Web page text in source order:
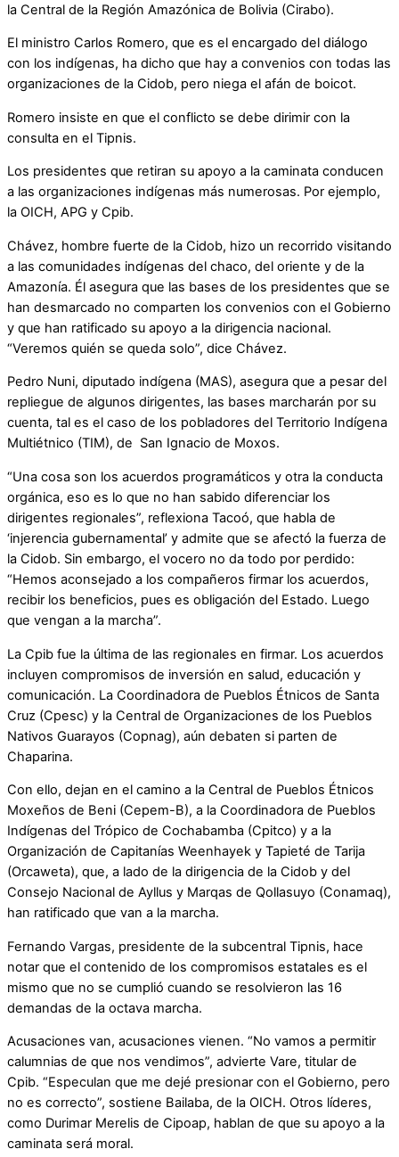
la Central de la Región Amazónica de Bolivia (Cirabo).
El ministro Carlos Romero, que es el encargado del diálogo
con los indígenas, ha dicho que hay a convenios con todas las
organizaciones de la Cidob, pero niega el afán de boicot.
Romero insiste en que el conflicto se debe dirimir con la
consulta en el Tipnis.
Los presidentes que retiran su apoyo a la caminata conducen
a las organizaciones indígenas más numerosas. Por ejemplo,
la OICH, APG y Cpib.
Chávez, hombre fuerte de la Cidob, hizo un recorrido visitando
a las comunidades indígenas del chaco, del oriente y de la
Amazonía. Él asegura que las bases de los presidentes que se
han desmarcado no comparten los convenios con el Gobierno
y que han ratificado su apoyo a la dirigencia nacional.
“Veremos quién se queda solo”, dice Chávez.
Pedro Nuni, diputado indígena (MAS), asegura que a pesar del
repliegue de algunos dirigentes, las bases marcharán por su
cuenta, tal es el caso de los pobladores del Territorio Indígena
Multiétnico (TIM), de San Ignacio de Moxos.
“Una cosa son los acuerdos programáticos y otra la conducta
orgánica, eso es lo que no han sabido diferenciar los
dirigentes regionales”, reflexiona Tacoó, que habla de
‘injerencia gubernamental’ y admite que se afectó la fuerza de
la Cidob. Sin embargo, el vocero no da todo por perdido:
“Hemos aconsejado a los compañeros firmar los acuerdos,
recibir los beneficios, pues es obligación del Estado. Luego
que vengan a la marcha”.
La Cpib fue la última de las regionales en firmar. Los acuerdos
incluyen compromisos de inversión en salud, educación y
comunicación. La Coordinadora de Pueblos Étnicos de Santa
Cruz (Cpesc) y la Central de Organizaciones de los Pueblos
Nativos Guarayos (Copnag), aún debaten si parten de
Chaparina.
Con ello, dejan en el camino a la Central de Pueblos Étnicos
Moxeños de Beni (Cepem-B), a la Coordinadora de Pueblos
Indígenas del Trópico de Cochabamba (Cpitco) y a la
Organización de Capitanías Weenhayek y Tapieté de Tarija
(Orcaweta), que, a lado de la dirigencia de la Cidob y del
Consejo Nacional de Ayllus y Marqas de Qollasuyo (Conamaq),
han ratificado que van a la marcha.
Fernando Vargas, presidente de la subcentral Tipnis, hace
notar que el contenido de los compromisos estatales es el
mismo que no se cumplió cuando se resolvieron las 16
demandas de la octava marcha.
Acusaciones van, acusaciones vienen. “No vamos a permitir
calumnias de que nos vendimos”, advierte Vare, titular de
Cpib. “Especulan que me dejé presionar con el Gobierno, pero
no es correcto”, sostiene Bailaba, de la OICH. Otros líderes,
como Durimar Merelis de Cipoap, hablan de que su apoyo a la
caminata será moral.